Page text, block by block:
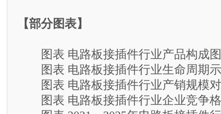
【部分图表】
图表 电路板接插件行业产品构成图
图表 电路板接插件行业生命周期
图表 电路板接插件行业产销规模
图表 电路板接插件行业企业竞争